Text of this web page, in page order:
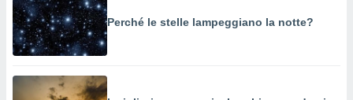
Perché le stelle lampeggiano la notte?